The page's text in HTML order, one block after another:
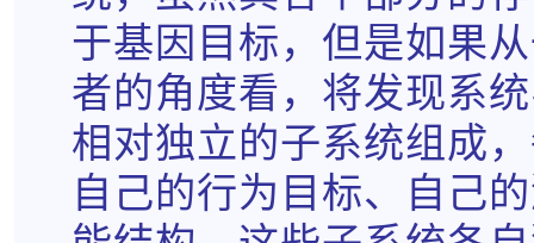
于基因目标，但是如果
者的角度看，将发现系
相对独立的子系统组成
自己的行为目标、自己